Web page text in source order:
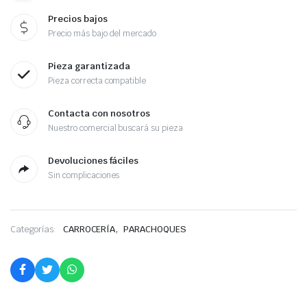
Precios bajos
Precio más bajo del mercado
Pieza garantizada
Pieza correcta compatible
Contacta con nosotros
Nuestro comercial buscará su pieza
Devoluciones fáciles
Sin complicaciones
Categorías: CARROCERÍA, PARACHOQUES